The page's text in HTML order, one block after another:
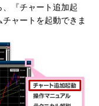
『チャート追加起
ャートを起動できま